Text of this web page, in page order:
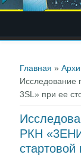
Главная »
Исследование
3SL» при ее
РКН